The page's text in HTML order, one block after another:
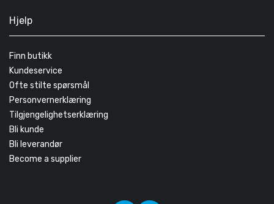
Hjelp
Finn butikk
Kundeservice
Ofte stilte spørsmål
Personvernerklæring
Tilgjengelighetserklæring
Bli kunde
Bli leverandør
Become a supplier